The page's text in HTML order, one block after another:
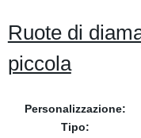
Ruote di
piccola
Personalizzazione:
Tipo: